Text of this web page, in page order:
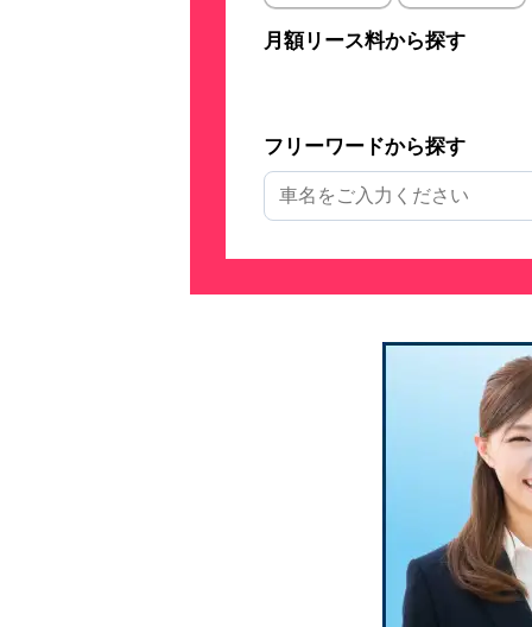
月額リース料から探す
フリーワードから探す